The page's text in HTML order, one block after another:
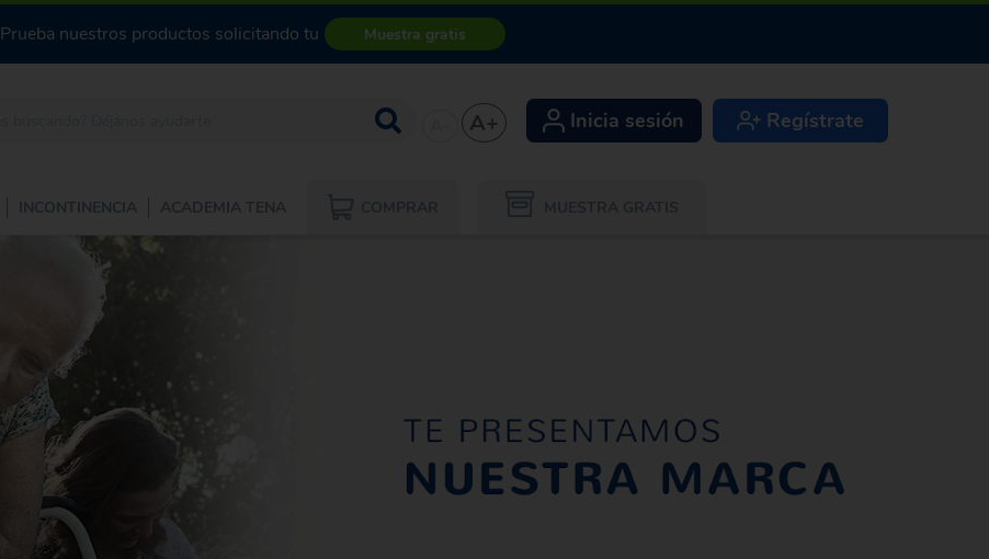
Prueba nuestros productos solicitando tu Muestra gratis
A+ Inicia sesión Regístrate
INCONTINENCIA ACADEMIA TENA COMPRAR MUESTRA GRATIS